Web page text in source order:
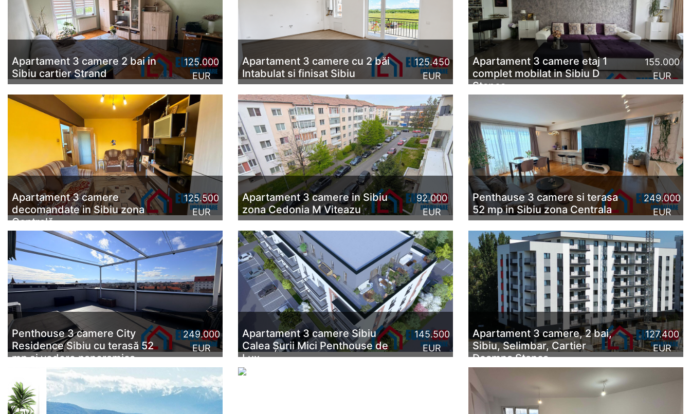
Apartament 3 camere 2 bai in
Sibiu cartier Strand
125.000
EUR
Apartament cu 3 camere decomandate, de vânzare, în
Sibiu, cartier Ștrand. Imobilul este poziționat la etajul 4
al blocului (acoperiș de țiglă), beneficiază de ...
CITESTE MAI MULT
Apartament 3 camere cu 2 băi
Intabulat si finisat Sibiu
125.450
EUR
Apartament 3 camere Magnolia Residence | M7
finalizat și intabulat | Predare imediatăEurosib
Imobiliare vă propune spre vânzare un apartament
modern cu 3 camere, tip A1...
CITESTE MAI MULT
Apartament 3 camere etaj 1
complet mobilat in Sibiu D
Stanca
155.000
EUR
Apartament cu 3 camere decomandate, complet
mobilat și utilat, de vânzare în Sibiu, mai exact pe str.
Doamna Stanca, între Dedeman și
Kaufland.Apartamen...
CITESTE MAI MULT
Apartament 3 camere
decomandate in Sibiu zona
Centrală
125.500
EUR
Apartament cu 3 camere, de vânzare, în Sibiu, zona
Centrală/str. Uzinei. Acest apartament cu 3 camere se
află la etajul 4/4,intr-un bloc cu acoperiș nou de țiglă.
Su...
CITESTE MAI MULT
Apartament 3 camere in Sibiu
zona Cedonia M Viteazu
92.000
EUR
Apartament cu 3 camere, de vânzare, în Sibiu, zona
Cedonia, mai exact pe Aleea Turnu Roșu, în imediata
apropiere a Liceului Pedagogic. Locuința ...
CITESTE MAI MULT
Penthause 3 camere si terasa
52 mp in Sibiu zona Centrala
249.000
EUR
Penthause cu 3 camere și terasă de 52 mp, de
vânzare în Sibiu, zona Centrală, mai exact în cartierul
City Rezidence, în imediata apropier...
CITESTE MAI MULT
Penthouse 3 camere City
Residence Sibiu cu terasă 52
mp si vedere panoramica
249.000
EUR
Penthouse 3 camere de vanzare in City Residence,
Sibiu | Terasă 52 mp | Vedere panoramică spre munți &
centru | 2 parcări | 249.000 €Etaj retras, lumină
Apartament 3 camere Sibiu
Calea Șurii Mici Penthouse de
Lux
145.500
EUR
Descoperă acest apartament tip penthouse 3 camere
Apartament 3 camere, 2 bai,
Sibiu, Selimbar, Cartier
Doamna Stanca
127.400
EUR
Apartament 3 camere intabulat si finalizat cu 2 băi de
vanzare in Sibiu, Selimbar, zona Doamna Stanca,
direct de la Dezvoltator - Con Casa Residence, avand